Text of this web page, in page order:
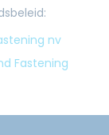
nv
Fastening